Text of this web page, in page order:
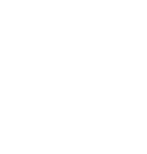
для
48,